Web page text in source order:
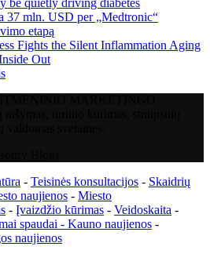
37 mln. USD per „Medtronic“
etapą
Fights the Silent Inflammation Aging
Out
- Teisinės konsultacijos - Skaidrių
naujienos - Miesto
- Įvaizdžio kūrimas - Veidoskaita -
spaudai - Kauno naujienos -
naujienos